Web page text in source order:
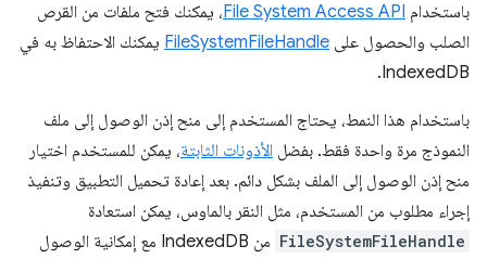
باستخدام File System Access API، يمكنك فتح ملفات من القرص
الصلب والحصول على FileSystemFileHandle يمكنك الاحتفاظ به في
IndexedDB.
باستخدام هذا النمط، يحتاج المستخدم إلى منح إذن الوصول إلى ملف
النموذج مرة واحدة فقط. بفضل الأذونات الثابتة، يمكن للمستخدم اختيار
منح إذن الوصول إلى الملف بشكل دائم. بعد إعادة تحميل التطبيق وتنفيذ
إجراء مطلوب من المستخدم، مثل النقر بالماوس، يمكن استعادة
FileSystemFileHandle
من IndexedDB مع إمكانية الوصول